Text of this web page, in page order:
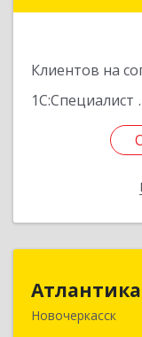
Клиентов на
1С:Специалист
Атлантика
Новочеркасск
346428,